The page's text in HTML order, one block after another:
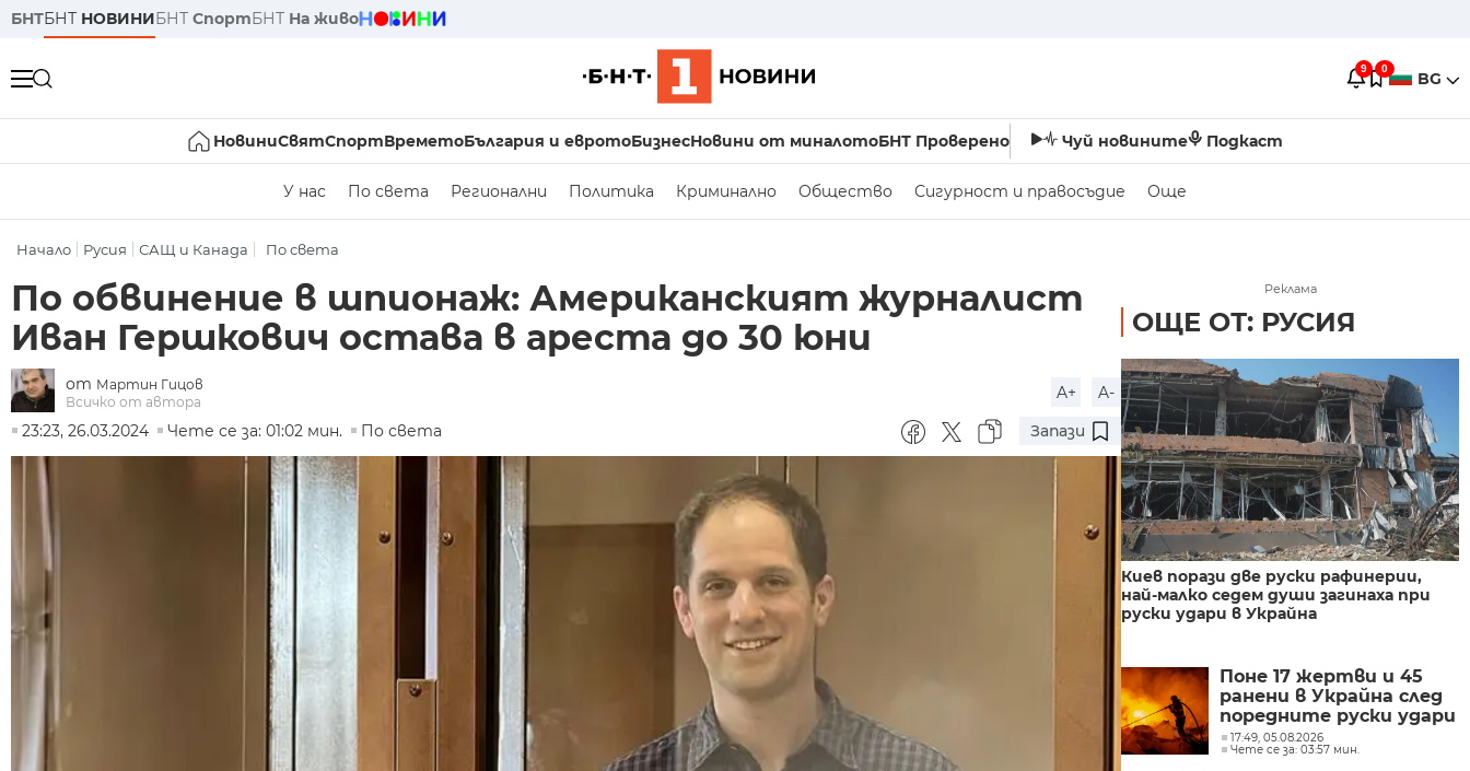
БНТБНТ НОВИНИБНТ СпортБНТ На живо
9 0 BG
НовиниСвятСпортВреметоБългария и евротоБизнесНовини от миналотоБНТ Проверено Чуй новините Подкаст
У нас По света Регионални Политика Криминално Общество Сигурност и правосъдие Още
Начало Русия САЩ и Канада По света
По обвинение в шпионаж: Американският журналист
Иван Гершкович остава в ареста до 30 юни
от Мартин Гицов
Всичко от автора
A+
A-
23:23, 26.03.2024
Чете се за: 01:02 мин. По света Запази
Реклама
ОЩЕ ОТ: РУСИЯ
Киев порази две руски рафинерии,
най-малко седем души загинаха при
руски удари в Украйна
Поне 17 жертви и 45
ранени в Украйна след
поредните руски удари
17:49, 05.08.2026
Чете се за: 03:57 мин.